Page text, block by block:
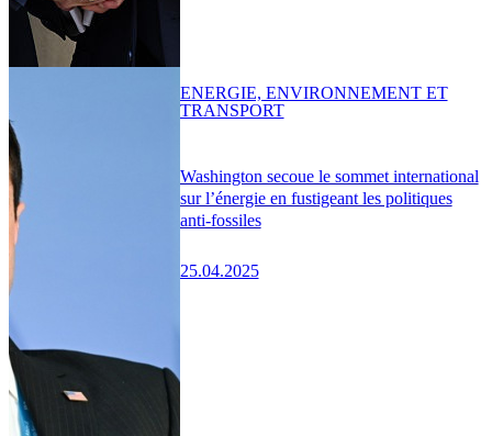
Washington secoue le sommet international
sur l’énergie en fustigeant les politiques
anti-fossiles
25.04.2025
ENERGIE, ENVIRONNEMENT ET
TRANSPORT